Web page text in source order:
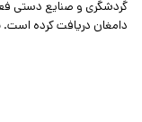
گردشگری و صنایع دستی
دامغان دریافت کرده است.